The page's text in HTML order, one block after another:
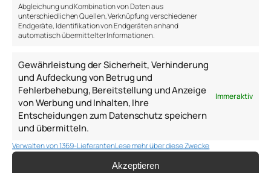
Abgleichung und Kombination von Daten aus
unterschiedlichen Quellen, Verknüpfung verschiedener
Endgeräte, Identifikation von Endgeräten anhand
automatisch übermittelter Informationen.
Gewährleistung der Sicherheit, Verhinderung
und Aufdeckung von Betrug und
Fehlerbehebung, Bereitstellung und Anzeige
von Werbung und Inhalten, Ihre
Entscheidungen zum Datenschutz speichern
und übermitteln.
Immer aktiv
Verwalten von 1369-LieferantenLese mehr über diese Zwecke
Akzeptieren
← Warum wir
mit Stress
Deine Vorstellung erzählt
eine Geschichte – Welcome
WEITERE BEITRÄGE